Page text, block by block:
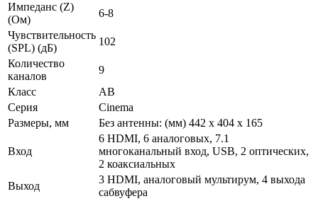
Импеданс (Z)
(Ом)
6-8
Чувствительность
(SPL) (дБ)
102
Количество
каналов
9
Класс
AB
Серия
Cinema
Размеры, мм
Без антенны: (мм) 442 x 404 x 165
Вход
6 HDMI, 6 аналоговых, 7.1
многоканальный вход, USB, 2 оптических,
2 коаксиальных
Выход
3 HDMI, аналоговый мультирум, 4 выхода
сабвуфера